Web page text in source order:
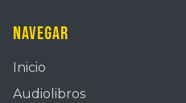
Navegar
Inicio
Audiolibros